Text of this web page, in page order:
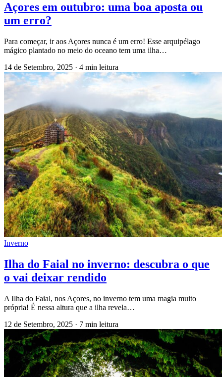
Açores em outubro: uma boa aposta ou
um erro?
Para começar, ir aos Açores nunca é um erro! Esse arquipélago
mágico plantado no meio do oceano tem uma ilha…
14 de Setembro, 2025 · 4 min leitura
Inverno
Ilha do Faial no inverno: descubra o que
o vai deixar rendido
A Ilha do Faial, nos Açores, no inverno tem uma magia muito
própria! É nessa altura que a ilha revela…
12 de Setembro, 2025 · 7 min leitura